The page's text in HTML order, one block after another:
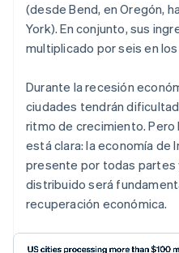
Descubre cómo Stripe
para la IA.
Ver ahora
(desde Bend, en Oregón,
York). En conjunto, sus
multiplicado por seis en
Durante la recesión
ciudades tendrán
ritmo de crecimiento. Pero
está clara: la economía de
presente por todas partes
distribuido será
recuperación económica.